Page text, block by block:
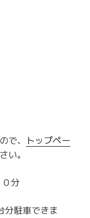
で、
トップペー
い。
分
分駐車できま